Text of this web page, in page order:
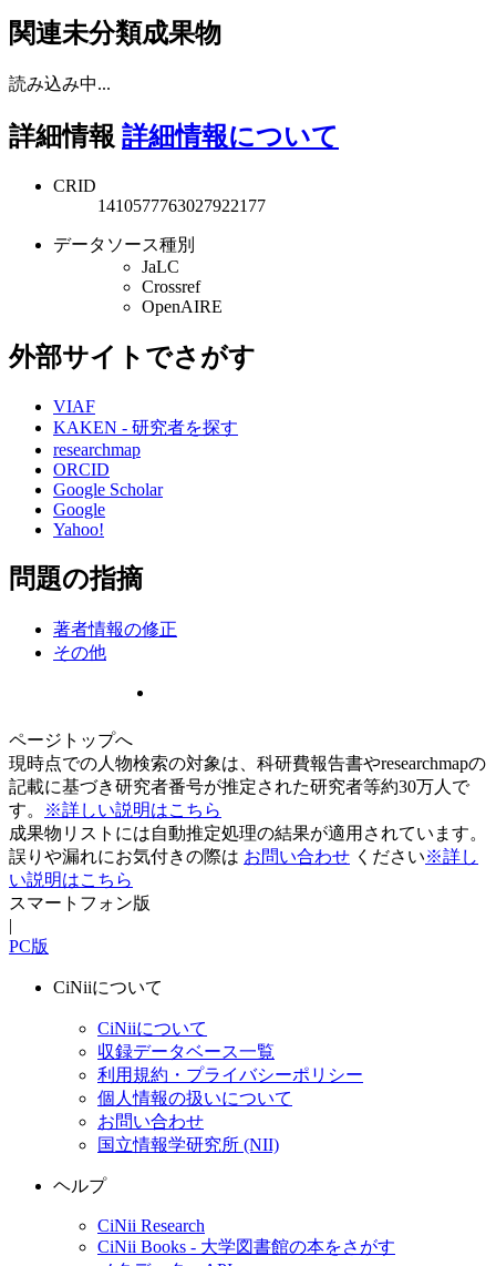
関連未分類成果物
読み込み中...
詳細情報 詳細情報について
CRID
1410577763027922177
データソース種別
JaLC
Crossref
OpenAIRE
外部サイトでさがす
VIAF
KAKEN - 研究者を探す
researchmap
ORCID
Google Scholar
Google
Yahoo!
問題の指摘
著者情報の修正
その他
ページトップへ
現時点での人物検索の対象は、科研費報告書やresearchmapの
記載に基づき研究者番号が推定された研究者等約30万人で
す。
※詳しい説明はこちら
成果物リストには自動推定処理の結果が適用されています。
誤りや漏れにお気付きの際は お問い合わせ ください※詳し
い説明はこちら
スマートフォン版
|
PC版
CiNiiについて
CiNiiについて
収録データベース一覧
利用規約・プライバシーポリシー
個人情報の扱いについて
お問い合わせ
国立情報学研究所 (NII)
ヘルプ
CiNii Research
CiNii Books - 大学図書館の本をさがす